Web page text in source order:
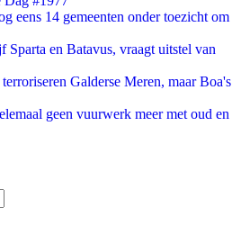
eens 14 gemeenten onder toezicht om
Sparta en Batavus, vraagt uitstel van
Galderse Meren, maar Boa's
geen vuurwerk meer met oud en